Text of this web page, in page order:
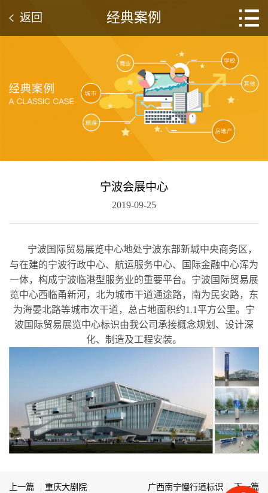
经典案例
返回
宁波会展中心
2019-09-25
宁波国际贸易展览中心地处宁波东部新城中央商务区，
与在建的宁波行政中心、航运服务中心、国际金融中心浑为
一体，构成宁波临港型服务业的重要平台。宁波国际贸易展
览中心西临甬新河，北为城市干道通途路，南为民安路，东
为海晏北路等城市次干道，总占地面积约1.1平方公里。宁
波国际贸易展览中心标识由我公司承接概念规划、设计深
化、制造及工程安装。
上一篇 重庆大剧院 广西南宁慢行道标识 下一篇